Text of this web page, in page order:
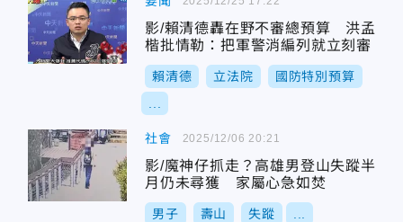
影/賴清德轟在野不審總預算 洪孟
楷批情勒：把軍警消編列就立刻審
賴清德 立法院 國防特別預算
社會
影/魔神仔抓走？高雄男登山失蹤半
月仍未尋獲 家屬心急如焚
男子 壽山 失蹤
2025/12/06 20:21